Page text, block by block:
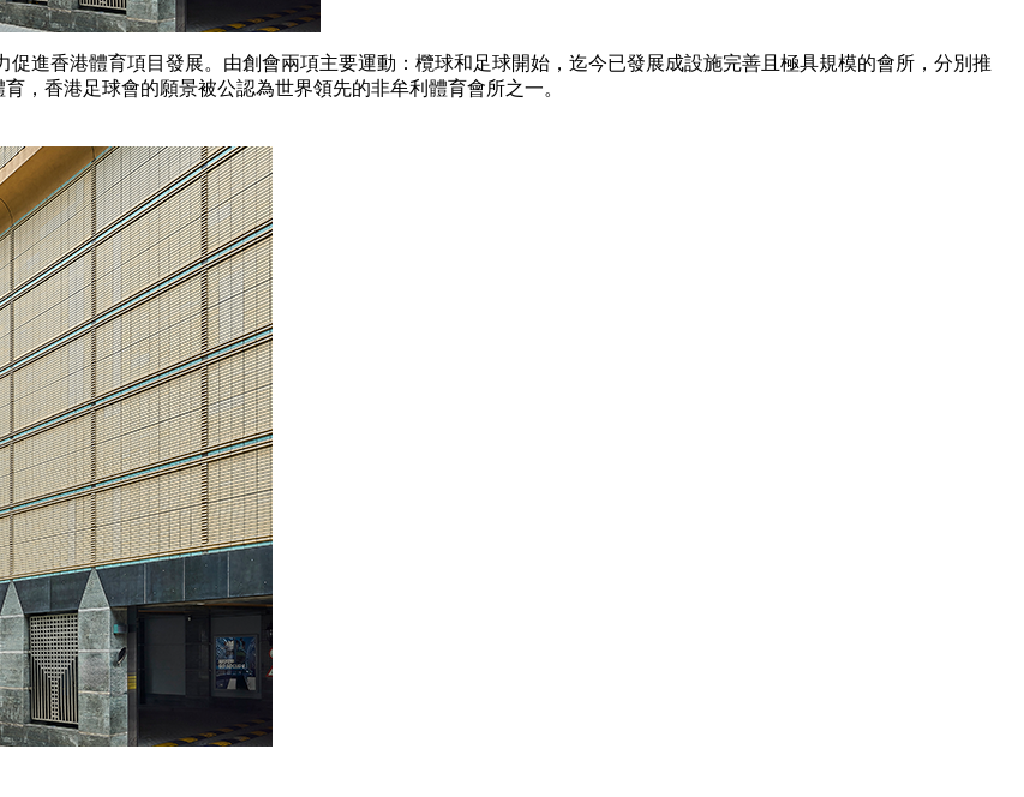
促進香港體育項目發展。由創會兩項主要運動：欖球和足球開始，迄今已發展成設施完善且極具規模的會所，分別推
，香港足球會的願景被公認為世界領先的非牟利體育會所之一。